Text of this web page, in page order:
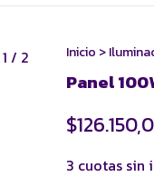
1 / 2 Inicio >
Panel
3 cuotas sin